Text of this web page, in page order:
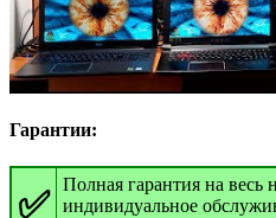
Гарантии:
✅
Полная гарантия на весь
индивидуальное